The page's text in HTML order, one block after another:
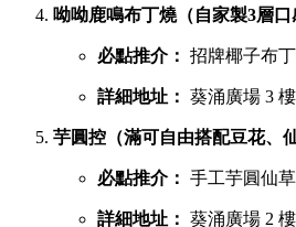
吃完鹹食，當然要預留胃部空間品